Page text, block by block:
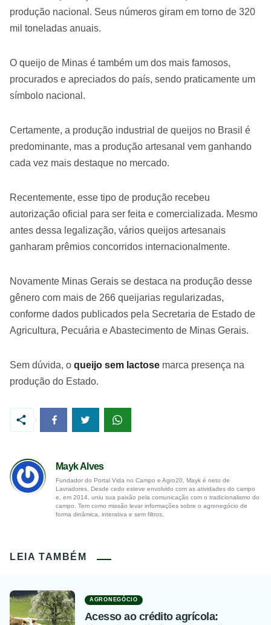
produção nacional. Seus números giram em torno de 320
mil toneladas anuais.
O queijo de Minas é também um dos mais famosos,
procurados e apreciados do país, sendo praticamente um
símbolo nacional.
Certamente, a produção industrial de queijos no Brasil é
predominante, mas a produção artesanal vem ganhando
cada vez mais destaque no mercado.
Recentemente, esse tipo de produção recebeu
autorização oficial para ser feita e comercializada. Mesmo
antes dessa legalização, vários queijos artesanais
ganharam prêmios concorridos internacionalmente.
Novamente Minas Gerais se destaca na produção desse
gênero com mais de 266 queijarias regularizadas,
conforme dados publicados pela Secretaria de Estado de
Agricultura, Pecuária e Abastecimento de Minas Gerais.
Sem dúvida, o queijo sem lactose marca presença na
produção do Estado.
Mayk Alves
Fundador do Portal Vida no Campo e Agro20, Mayk é neto de
Lavradores. Desde cedo esteve envolvido com as atividades do campo
e, em 2014, uniu sua paixão pela comunicação com o tradicionalismo do
campo. Tem como missão levar informações sobre o agronegócio de
forma dinâmica, interativa e sem filtros.
LEIA TAMBÉM
AGRONEGÓCIO
Acesso ao crédito agrícola: